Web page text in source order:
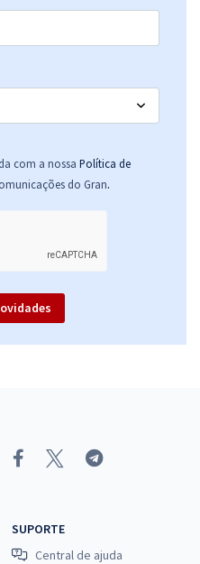
com a nossa Política de
do Gran.
SUPORTE
Central de ajuda